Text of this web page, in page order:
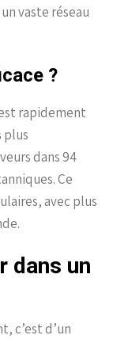
vaste réseau
?
rapidement
plus
dans 94
Ce
avec plus
dans un
c’est d’un